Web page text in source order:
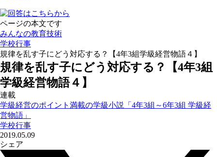
ページの本文です
みんなの教育技術
学校行事
規律を乱す子にどう対応する？【4年3組学級経営物語４】
規律を乱す子にどう対応する？【4年3組
学級経営物語４】
連載
学級経営のポイント満載の学級小説「4年3組～6年3組 学級経
営物語」
学校行事
2019.05.09
シェア